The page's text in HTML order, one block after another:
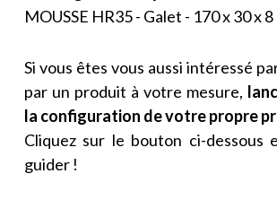
MOUSSE HR35 - Galet - 170 x 30 x 8
Si vous êtes vous aussi intéressé
par un produit à votre mesure,
la configuration de votre propre
Cliquez sur le bouton ci-dessous
guider !